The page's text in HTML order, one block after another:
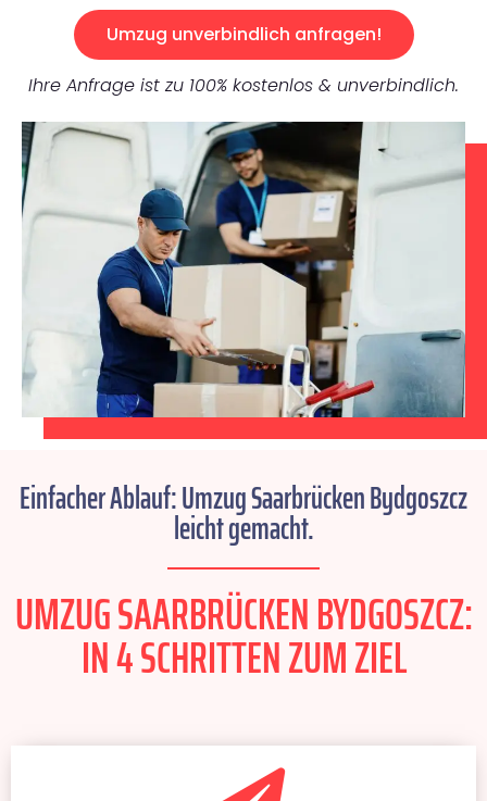
Umzug unverbindlich anfragen!
Ihre Anfrage ist zu 100% kostenlos & unverbindlich.
Einfacher Ablauf: Umzug Saarbrücken Bydgoszcz
leicht gemacht.
UMZUG SAARBRÜCKEN BYDGOSZCZ:
IN 4 SCHRITTEN ZUM ZIEL